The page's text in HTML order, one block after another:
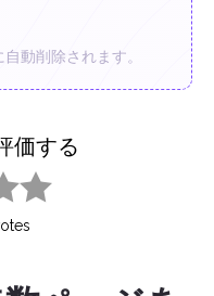
動削除されます。
価する